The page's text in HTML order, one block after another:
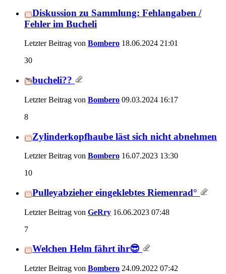
Diskussion zu Sammlung: Fehlangaben /
Fehler im Bucheli
Letzter Beitrag von Bombero 18.06.2024 21:01
30
bucheli??
Letzter Beitrag von Bombero 09.03.2024 16:17
8
Zylinderkopfhaube läst sich nicht abnehmen
Letzter Beitrag von Bombero 16.07.2023 13:30
10
Pulleyabzieher eingeklebtes Riemenrad°
Letzter Beitrag von GeRry 16.06.2023 07:48
7
Welchen Helm fährt ihr😎
Letzter Beitrag von Bombero 24.09.2022 07:42